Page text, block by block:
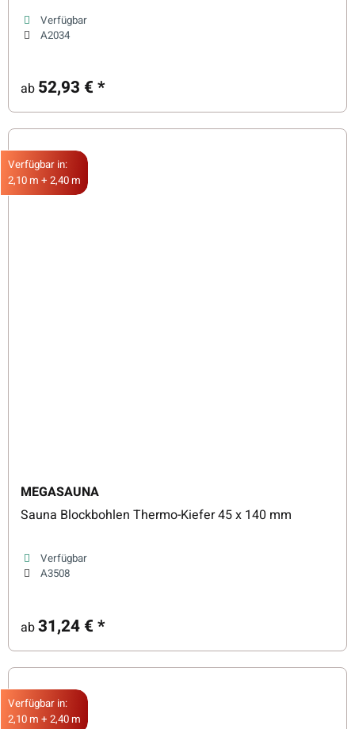
Verfügbar
A2034
ab 52,93 €*
Verfügbar in:
2,10 m + 2,40 m
MEGASAUNA
Sauna Blockbohlen Thermo-Kiefer 45 x 140 mm
Verfügbar
A3508
ab31,24 €*
Verfügbar in:
2,10 m + 2,40 m